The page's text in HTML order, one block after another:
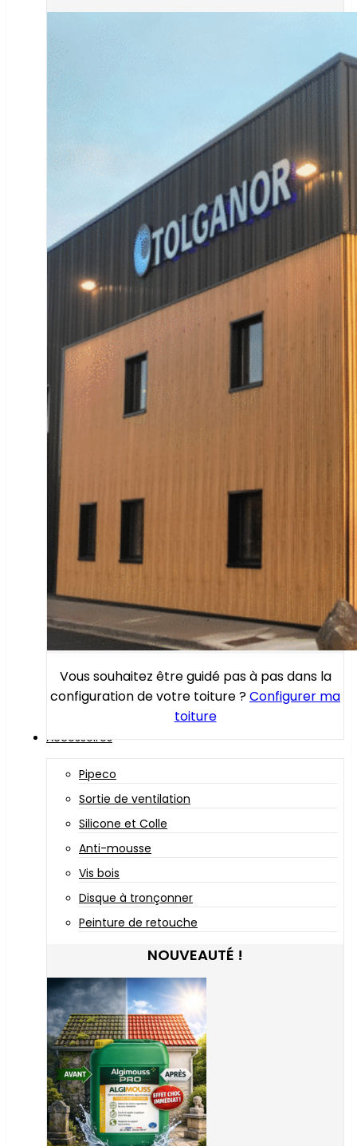
Vous souhaitez être guidé pas à pas dans la
configuration de votre toiture ?Configurer ma
toiture
Accessoires
Pipeco
Sortie de ventilation
Silicone et Colle
Anti-mousse
Vis bois
Disque à tronçonner
Peinture de retouche
NOUVEAUTÉ !